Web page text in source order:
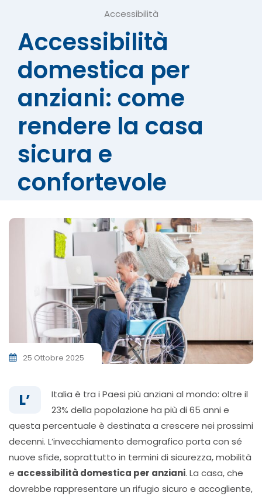
Accessibilità
Accessibilità
domestica per
anziani: come
rendere la casa
sicura e
confortevole
25 Ottobre 2025
L’
Italia è tra i Paesi più anziani al mondo: oltre il
23% della popolazione ha più di 65 anni e
questa percentuale è destinata a crescere nei prossimi
decenni. L’invecchiamento demografico porta con sé
nuove sfide, soprattutto in termini di sicurezza, mobilità
e accessibilità domestica per anziani. La casa, che
dovrebbe rappresentare un rifugio sicuro e accogliente,